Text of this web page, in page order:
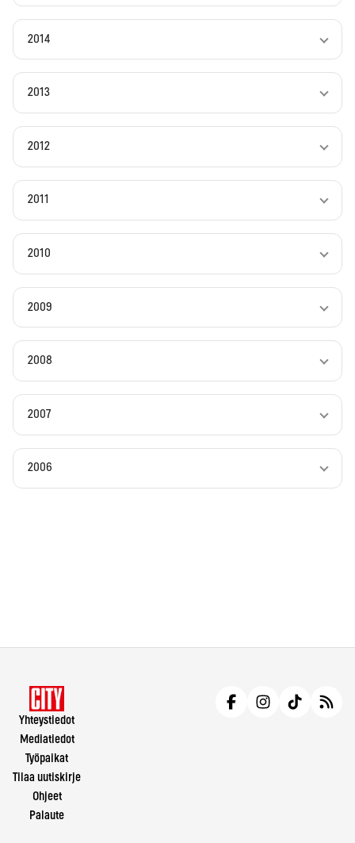
2014
2013
2012
2011
2010
2009
2008
2007
2006
Yhteystiedot
Mediatiedot
Työpaikat
Tilaa uutiskirje
Ohjeet
Palaute